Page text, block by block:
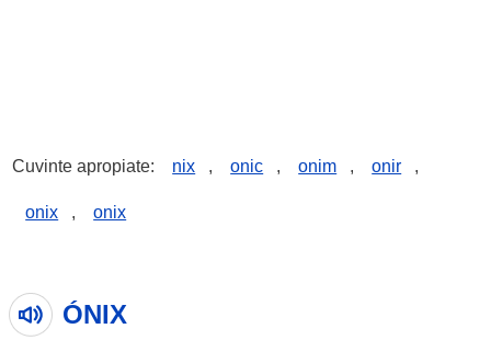
Cuvinte apropiate: nix , onic , onim , onir ,
onix , onix
ÓNIX